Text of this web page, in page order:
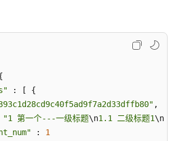
: [ {
,
"1 第一个---一级标题\n1.1 二级标题1\n
: 1